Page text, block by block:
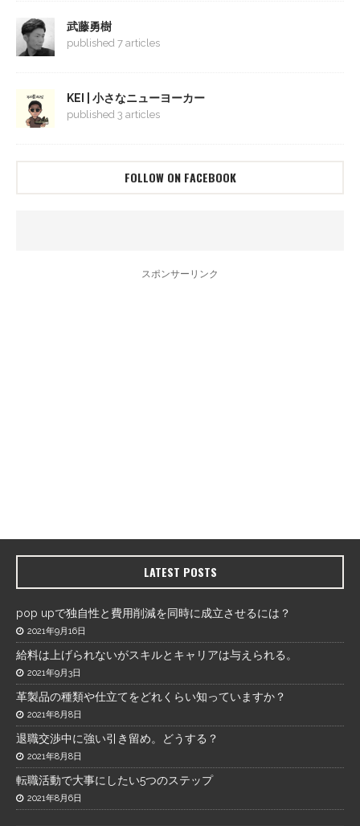
武藤勇樹
published 7 articles
KEI | 小さなニューヨーカー
published 3 articles
FOLLOW ON FACEBOOK
スポンサーリンク
LATEST POSTS
pop upで独自性と費用削減を同時に成立させるには？
2021年9月16日
給料は上げられないがスキルとキャリアは与えられる。
2021年9月3日
革製品の種類や仕立てをどれくらい知っていますか？
2021年8月8日
退職交渉中に強い引き留め。どうする？
2021年8月8日
転職活動で大事にしたい5つのステップ
2021年8月6日